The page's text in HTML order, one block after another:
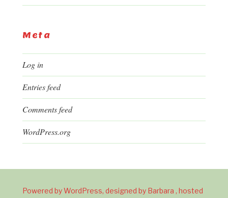
Meta
Log in
Entries feed
Comments feed
WordPress.org
Powered by WordPress, designed by Barbara , hosted